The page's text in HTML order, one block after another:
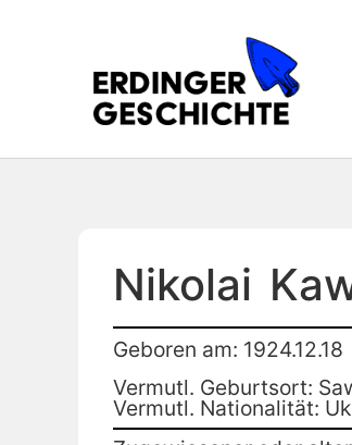
Nikolai
Geboren am: 1924.12.18
Vermutl. Geburtsort:
Vermutl. Nationalität: